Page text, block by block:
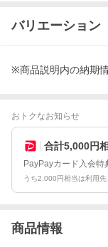
バリエーション
※商品説明内の納期
おトクなお知らせ
合計5,000円
PayPayカード入会特
うち2,000円相当は利用
商品情報